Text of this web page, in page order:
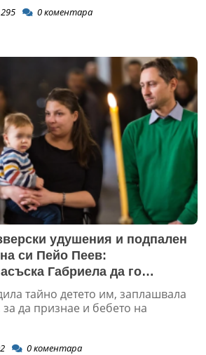
295 0коментара
удушения и подпален
си Пейо Пеев:
Габриела да го
400 км., за да вижда
тайно детето им, заплашвала
да признае и бебето на
0коментара